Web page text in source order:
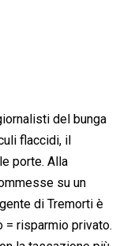
del bunga
flaccidi, il
porte. Alla
su un
di Tremorti è
= risparmio privato.